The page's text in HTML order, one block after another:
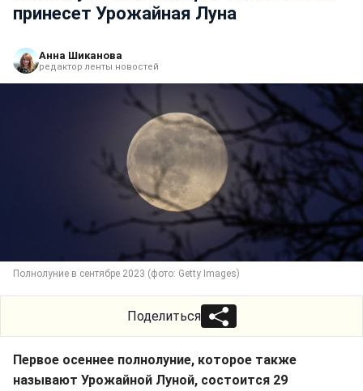
принесет Урожайная Луна
Анна Шиканова
редактор ленты новостей
Полнолуние в сентябре 2023 (фото: Getty Images)
Поделиться
Первое осеннее полнолуние, которое также
называют Урожайной Луной, состоится 29